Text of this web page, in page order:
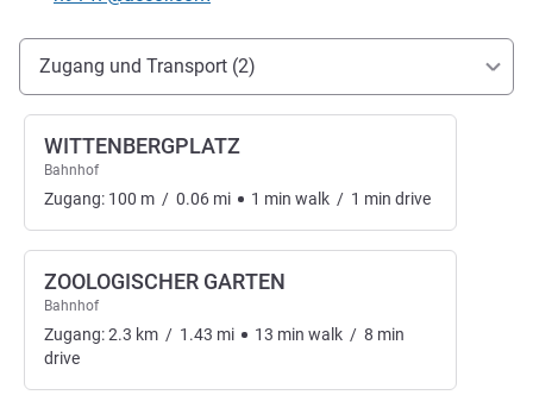
Erreichbarkeit und Anbindung
Zugang und Transport (2)
WITTENBERGPLATZ
Bahnhof
Zugang: 100 m / 0.06 mi 1 min walk / 1 min drive
ZOOLOGISCHER GARTEN
Bahnhof
Zugang:2.3 km / 1.43 mi 13 min walk / 8 min
drive